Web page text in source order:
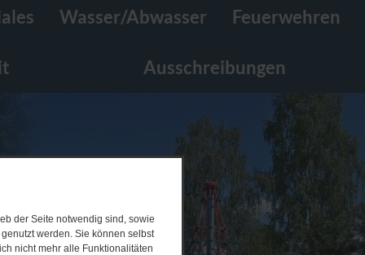
der Seite notwendig sind, sowie
werden. Sie können selbst
nicht mehr alle Funktionalitäten
Wasser/Abwasser Feuerwehren
Ausschreibungen